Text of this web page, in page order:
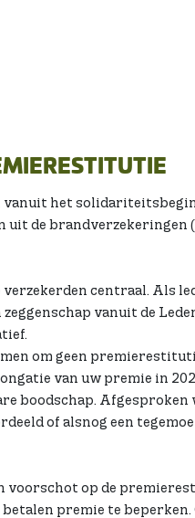
vanuit het
de brandverzekeringen
centraal. Als
vanuit de
om geen
van uw premie in
boodschap.
of alsnog een
voorschot op de
premie te